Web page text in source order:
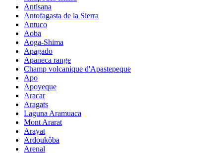
Antisana
Antofagasta de la Sierra
Antuco
Aoba
Aoga-Shima
Apagado
Apaneca range
Champ volcanique d'Apastepeque
Apo
Apoyeque
Aracar
Aragats
Laguna Aramuaca
Mont Ararat
Arayat
Ardoukôba
Arenal